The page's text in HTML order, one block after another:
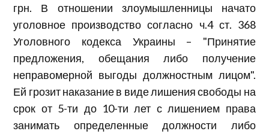
грн. В отношении злоумышленницы начато
уголовное производство согласно ч.4 ст. 368
Уголовного кодекса Украины – "Принятие
предложения, обещания либо получение
неправомерной выгоды должностным лицом".
Ей грозит наказание в виде лишения свободы на
срок от 5-ти до 10-ти лет с лишением права
занимать определенные должности либо